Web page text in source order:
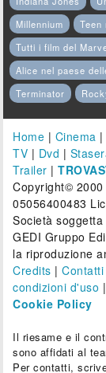
Millennium
Teen
Tutti i film del
Alice nel paese
Terminator
Home | Cinema |
TV | Dvd |
Trailer |
Copyright©
05056400483
Società
GEDI Gruppo
la riproduzione
Credits |Contatti
condizioni d'uso |
Cookie Policy
Il riesame e il
sono affidati al
Per contatti,